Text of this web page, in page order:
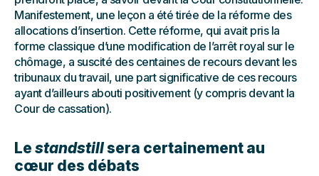
Manifestement, une leçon a été tirée de la réforme des
allocations d’insertion. Cette réforme, qui avait pris la
forme classique d’une modification de l’arrêt royal sur le
chômage, a suscité des centaines de recours devant les
tribunaux du travail, une part significative de ces recours
ayant d’ailleurs abouti positivement (y compris devant la
Cour de cassation).
Le standstillsera certainement au
cœur des débats